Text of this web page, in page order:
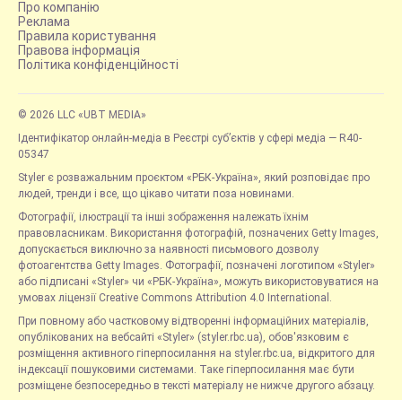
Про компанію
Реклама
Правила користування
Правова інформація
Політика конфіденційності
© 2026 LLC «UBT MEDIA»
Ідентифікатор онлайн-медіа в Реєстрі суб’єктів у сфері медіа — R40-
05347
Styler є розважальним проєктом «РБК-Україна», який розповідає про
людей, тренди і все, що цікаво читати поза новинами.
Фотографії, ілюстрації та інші зображення належать їхнім
правовласникам. Використання фотографій, позначених Getty Images,
допускається виключно за наявності письмового дозволу
фотоагентства Getty Images. Фотографії, позначені логотипом «Styler»
або підписані «Styler» чи «РБК-Україна», можуть використовуватися на
умовах ліцензії Creative Commons Attribution 4.0 International.
При повному або частковому відтворенні інформаційних матеріалів,
опублікованих на вебсайті «Styler» (styler.rbc.ua), обов'язковим є
розміщення активного гіперпосилання на styler.rbc.ua, відкритого для
індексації пошуковими системами. Таке гіперпосилання має бути
розміщене безпосередньо в тексті матеріалу не нижче другого абзацу.